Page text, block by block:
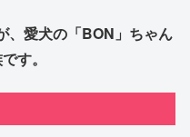
、愛犬の「BON」ちゃん
す。